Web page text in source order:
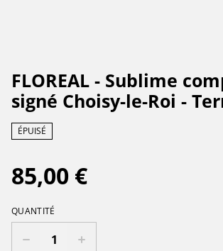
FLOREAL - Sublime
signé Choisy-le-Roi -
ÉPUISÉ
85,00 €
QUANTITÉ